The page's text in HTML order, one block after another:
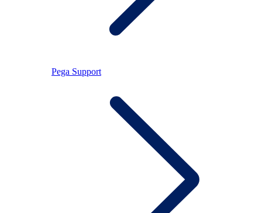
Pega Support